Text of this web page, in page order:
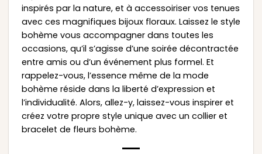
inspirés par la nature, et à accessoiriser vos tenues
avec ces magnifiques bijoux floraux. Laissez le style
bohème vous accompagner dans toutes les
occasions, qu’il s’agisse d’une soirée décontractée
entre amis ou d’un événement plus formel. Et
rappelez-vous, l’essence même de la mode
bohème réside dans la liberté d’expression et
l’individualité. Alors, allez-y, laissez-vous inspirer et
créez votre propre style unique avec un collier et
bracelet de fleurs bohème.